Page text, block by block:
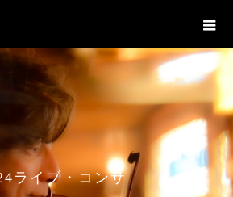
イブ・コンサート情